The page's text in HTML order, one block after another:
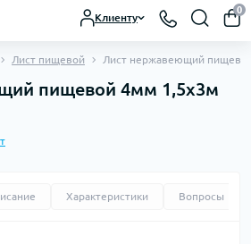
Клиенту
0
Лист пищевой Лист нержавеющий
пищевой 4мм 1,5х3м
Характеристики Вопросы